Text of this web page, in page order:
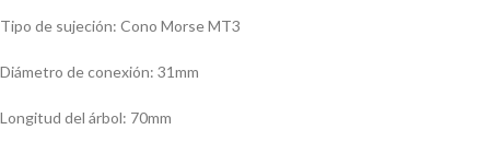
Tipo de sujeción: Cono Morse MT3
Diámetro de conexión: 31mm
Longitud del árbol: 70mm